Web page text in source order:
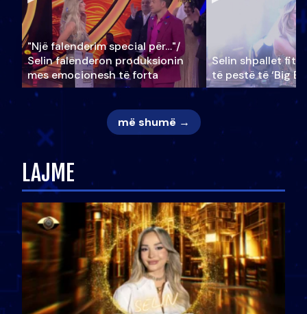
"Një falenderim special për…"/
Selin falënderon produksionin
mes emocionesh të forta
Selin shpallet
të pestë të ‘Big
më shumë →
LAJME